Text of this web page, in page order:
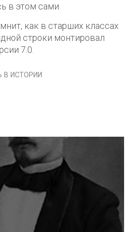
в этом сами.
как в старших классах
строки монтировал
7.0.
В ИСТОРИИ